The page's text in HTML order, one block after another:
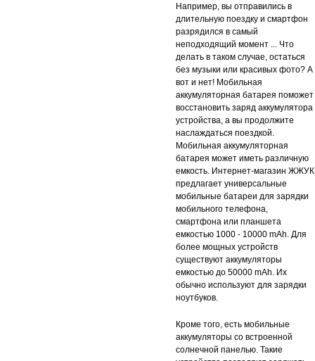
Например, вы отправились в
длительную поездку и смартфон
разрядился в самый
неподходящий момент ... Что
делать в таком случае, остаться
без музыки или красивых фото? А
вот и нет! Мобильная
аккумуляторная батарея поможет
восстановить заряд аккумулятора
устройства, а вы продолжите
наслаждаться поездкой.
Мобильная аккумуляторная
батарея может иметь различную
емкость. Интернет-магазин ЖЖУК
предлагает универсальные
мобильные батареи для зарядки
мобильного телефона,
смартфона или планшета
емкостью 1000 - 10000 mAh. Для
более мощных устройств
существуют аккумуляторы
емкостью до 50000 mAh. Их
обычно используют для зарядки
ноутбуков.
Кроме того, есть мобильные
аккумуляторы со встроенной
солнечной панелью. Такие